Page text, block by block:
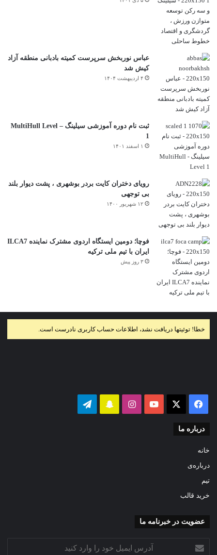
عباس نوربخش سرپرست کمیته بادبانی منطقه آزاد
کیش شد
۴ اردیبهشت ۱۴۰۴
ثبت نام دوره آموزشی سیلینگ – MultiHull Level
1
۱ اسفند ۱۴۰۱
رویای دختران کایت بردر بوشهری ، پشت دیوار بلند
بی توجهی
۱۲ شهریور ۱۴۰۰
فوچا؛ دومین ایستگاه اردوی مشترک نماینده ILCA7
ایران با تیم ملی ترکیه
۳ روز پیش
خطا! توئیتها دریافت نشد، اطلاعات حساب کاربری نادرست است.
فیس
بوک
یوتیوب اینستاگرام
‫اسنپ
درباره ما
خانه
درباره‌ی
تیم
خرید قالب
عضویت در خبرنامه ما
آدرس
ایمیل